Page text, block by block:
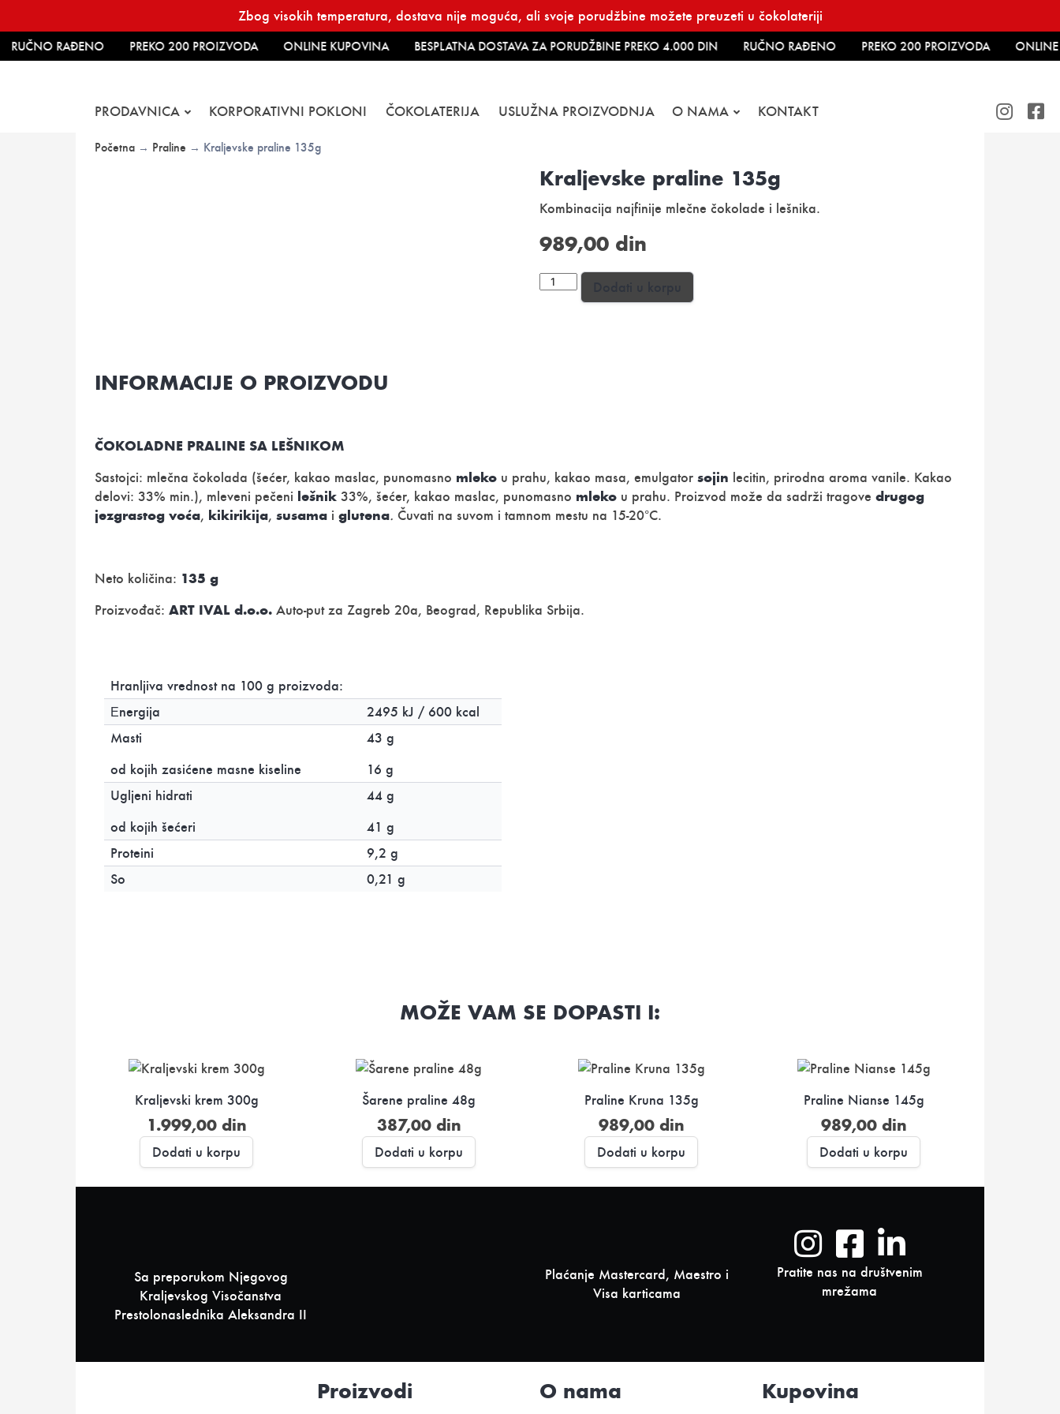
to
content
Zbog visokih temperatura, dostava nije moguća, ali svoje porudžbine možete preuzeti u čokolateriji
RUČNO RAĐENO PREKO 200 PROIZVODA ONLINE KUPOVINA BESPLATNA DOSTAVA ZA PORUDŽBINE PREKO 4.000 DIN RUČNO RAĐENO PREKO 200 PROIZVODA ONLINE
PRODAVNICA KORPORATIVNI POKLONI ČOKOLATERIJA USLUŽNA PROIZVODNJA O NAMA KONTAKT
Početna → Praline → Kraljevske praline 135g
Kraljevske praline 135g
Kombinacija najfinije mlečne čokolade i lešnika.
989,00 din
Kraljevske
INFORMACIJE O PROIZVODU
ČOKOLADNE PRALINE SA LEŠNIKOM
Sastojci: mlečna čokolada (šećer, kakao maslac, punomasno mleko u prahu, kakao masa, emulgator sojin lecitin, prirodna aroma vanile. Kakao
delovi: 33% min.), mleveni pečeni lešnik 33%, šećer, kakao maslac, punomasno mleko u prahu. Proizvod može da sadrži tragove drugog
jezgrastog voća, kikirikija, susama i glutena. Čuvati na suvom i tamnom mestu na 15-20°C.
Neto količina: 135 g
Proizvođač: ART IVAL d.o.o. Auto-put za Zagreb 20a, Beograd, Republika Srbija.
Hranljiva vrednost na 100 g proizvoda:
Еnergija
2495 kJ / 600 kcal
Masti
od kojih zasićene masne kiseline
43 g
16 g
Ugljeni hidrati
od kojih šećeri
44 g
41 g
Proteini
9,2 g
So
0,21 g
MOŽE VAM SE DOPASTI I:
Kraljevski krem 300g
1.999,00 din
Dodati u korpu
Šarene praline 48g
387,00 din
Dodati u korpu
Praline Kruna 135g
989,00 din
Dodati u korpu
Praline Nianse 145g
989,00 din
Dodati u korpu
Sa preporukom Njegovog
Kraljevskog Visočanstva
Prestolonaslednika Aleksandra II
Plaćanje Mastercard, Maestro i
Visa karticama
Pratite nas na društvenim
mrežama
Proizvodi O nama Kupovina